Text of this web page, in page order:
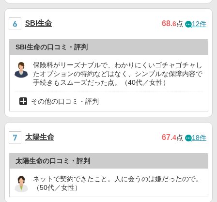
SBI生命 68.6点 12件
SBI生命の口コミ・評判
保険料がリーズナブルで、わかりにくいゴチャゴチャし
たオプションの特約などはなく、シンプルな保障内容で
手続きもスムーズだった点。（40代／女性）
その他の口コミ・評判
太陽生命 67.4点 18件
太陽生命の口コミ・評判
ネットで契約できたこと。人に会うのは嫌だったので。
（50代／女性）